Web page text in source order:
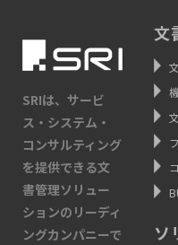
SRIは、サービ
ス・システム・
コンサルティング
を提供できる文
書管理ソリュー
ションのリーディ
ングカンパニーで
文
ソ